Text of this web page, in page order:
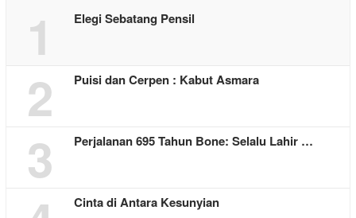
1 Elegi Sebatang Pensil
2 Puisi dan Cerpen : Kabut Asmara
3 Perjalanan 695 Tahun Bone: Selalu Lahir …
Cinta di Antara Kesunyian